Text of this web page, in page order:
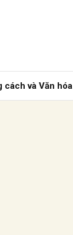
cách và Văn hóa